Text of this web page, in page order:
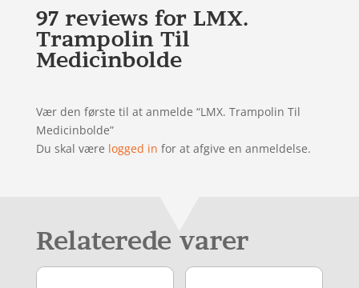
97 reviews for LMX.
Trampolin Til
Medicinbolde
Vær den første til at anmelde “LMX. Trampolin Til
Medicinbolde”
Du skal være logged in for at afgive en anmeldelse.
Relaterede varer